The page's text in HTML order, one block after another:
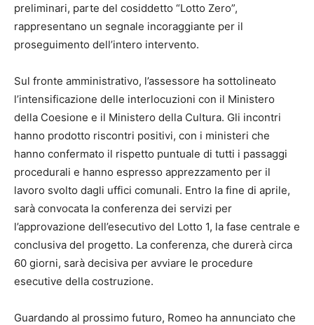
preliminari, parte del cosiddetto “Lotto Zero”,
rappresentano un segnale incoraggiante per il
proseguimento dell’intero intervento.
Sul fronte amministrativo, l’assessore ha sottolineato
l’intensificazione delle interlocuzioni con il Ministero
della Coesione e il Ministero della Cultura. Gli incontri
hanno prodotto riscontri positivi, con i ministeri che
hanno confermato il rispetto puntuale di tutti i passaggi
procedurali e hanno espresso apprezzamento per il
lavoro svolto dagli uffici comunali. Entro la fine di aprile,
sarà convocata la conferenza dei servizi per
l’approvazione dell’esecutivo del Lotto 1, la fase centrale e
conclusiva del progetto. La conferenza, che durerà circa
60 giorni, sarà decisiva per avviare le procedure
esecutive della costruzione.
Guardando al prossimo futuro, Romeo ha annunciato che